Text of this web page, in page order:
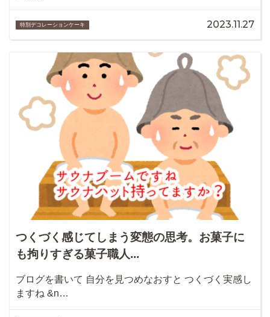
特別デコレーションケーキ 2023.11.27
つくづく感じてしまう変態の思考。お菓子に
も拘りすぎる菓子職人...
ブログを書いて 自分を見つめなおすと つくづく実感し
ますね &n…